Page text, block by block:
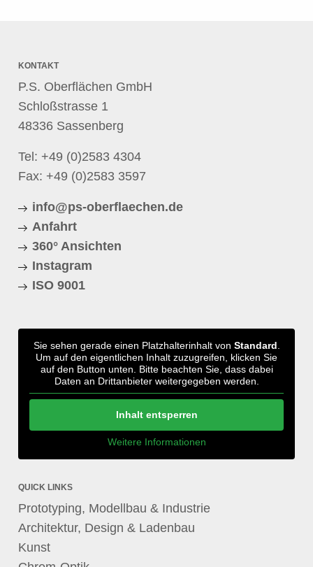
KONTAKT
P.S. Oberflächen GmbH
Schloßstrasse 1
48336 Sassenberg
Tel: +49 (0)2583 4304
Fax: +49 (0)2583 3597
info@ps-oberflaechen.de
Anfahrt
360° Ansichten
Instagram
ISO 9001
Sie sehen gerade einen Platzhalterinhalt von Standard
Um auf den eigentlichen Inhalt zuzugreifen, klicken Sie
auf den Button unten. Bitte beachten Sie, dass dabei
Daten an Drittanbieter weitergegeben werden.
Inhalt entsperren
Weitere Informationen
QUICK LINKS
Prototyping, Modellbau & Industrie
Architektur, Design & Ladenbau
Kunst